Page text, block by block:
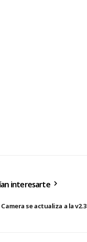
interesarte
se actualiza a la v2.3